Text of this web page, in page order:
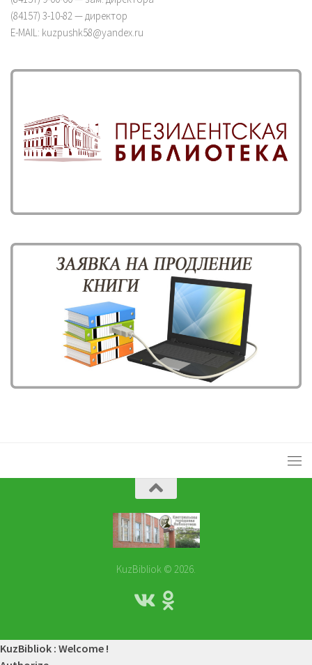
(84157) 3-10-82 — директор
E-MAIL: kuzpushk58@yandex.ru
KuzBibliok © 2026.
KuzBibliok : Welcome !